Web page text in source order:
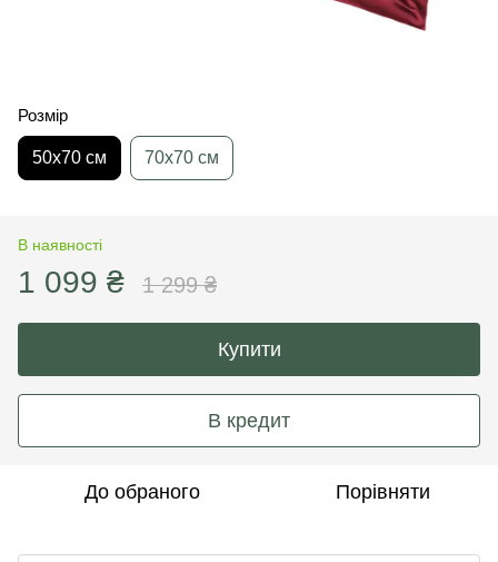
Розмір
50х70 см 70х70 см
В наявності
1 099 ₴ 1 299 ₴
Купити
В кредит
До обраного Порівняти